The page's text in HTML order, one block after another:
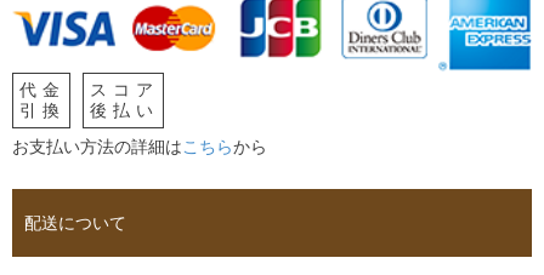
代金
引換
スコア
後払い
お支払い方法の詳細はこちらから
配送について